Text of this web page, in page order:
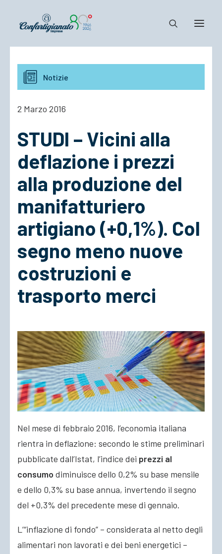
Notizie e Documenti
Confartigianato
Cosa Facciamo
ACCEDI
Notizie
2 Marzo 2016
STUDI – Vicini alla
deflazione i prezzi
alla produzione del
manifatturiero
artigiano (+0,1%). Col
segno meno nuove
costruzioni e
trasporto merci
Nel mese di febbraio 2016, l’economia italiana
rientra in deflazione: secondo le stime preliminari
pubblicate dall’Istat, l’indice dei prezzi al
consumo diminuisce dello 0,2% su base mensile
e dello 0,3% su base annua, invertendo il segno
del +0,3% del precedente mese di gennaio.
L’“inflazione di fondo” – considerata al netto degli
alimentari non lavorati e dei beni energetici –